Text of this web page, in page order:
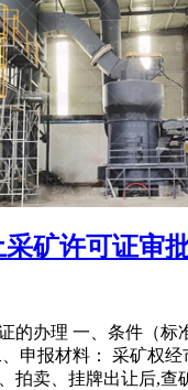
采矿许可证审
的办理 一、条件（标
申报材料： 采矿权
拍卖、挂牌出让后,查